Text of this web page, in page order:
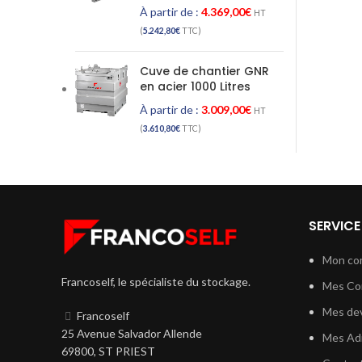
À partir de : 4.369,00€ HT
(5.242,80€TTC)
Cuve de chantier GNR
en acier 1000 Litres
À partir de : 3.009,00€ HT
(3.610,80€TTC)
Francoself, le spécialiste du stockage.
Francoself
25 Avenue Salvador Allende
69800, ST PRIEST
Mon
Mes
Mes
Mes